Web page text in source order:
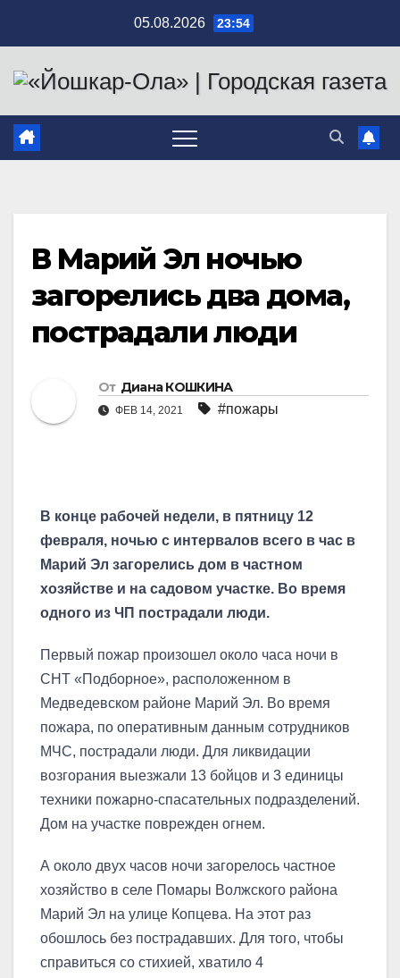
содержимому
05.08.2026 23:54
В Марий Эл ночью
загорелись два дома,
пострадали люди
От Диана КОШКИНА
ФЕВ 14, 2021 #пожары
В конце рабочей недели, в пятницу 12
февраля, ночью с интервалов всего в час в
Марий Эл загорелись дом в частном
хозяйстве и на садовом участке. Во время
одного из ЧП пострадали люди.
Первый пожар произошел около часа ночи в
СНТ «Подборное», расположенном в
Медведевском районе Марий Эл. Во время
пожара, по оперативным данным сотрудников
МЧС, пострадали люди. Для ликвидации
возгорания выезжали 13 бойцов и 3 единицы
техники пожарно-спасательных подразделений.
Дом на участке поврежден огнем.
А около двух часов ночи загорелось частное
хозяйство в селе Помары Волжского района
Марий Эл на улице Копцева. На этот раз
обошлось без пострадавших. Для того, чтобы
справиться со стихией, хватило 4